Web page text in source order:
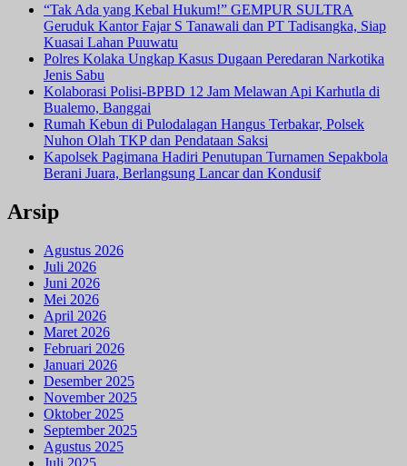
“Tak Ada yang Kebal Hukum!” GEMPUR SULTRA
Geruduk Kantor Fajar S Tanawali dan PT Tadisangka, Siap
Kuasai Lahan Puuwatu
Polres Kolaka Ungkap Kasus Dugaan Peredaran Narkotika
Jenis Sabu
Kolaborasi Polisi-BPBD 12 Jam Melawan Api Karhutla di
Bualemo, Banggai
Rumah Kebun di Pulodalagan Hangus Terbakar, Polsek
Nuhon Olah TKP dan Pendataan Saksi
Kapolsek Pagimana Hadiri Penutupan Turnamen Sepakbola
Berani Juara, Berlangsung Lancar dan Kondusif
Arsip
Agustus 2026
Juli 2026
Juni 2026
Mei 2026
April 2026
Maret 2026
Februari 2026
Januari 2026
Desember 2025
November 2025
Oktober 2025
September 2025
Agustus 2025
Juli 2025